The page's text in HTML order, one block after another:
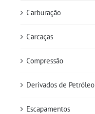
Carburação
Carcaças
Compressão
Derivados de Petróleo
Escapamentos